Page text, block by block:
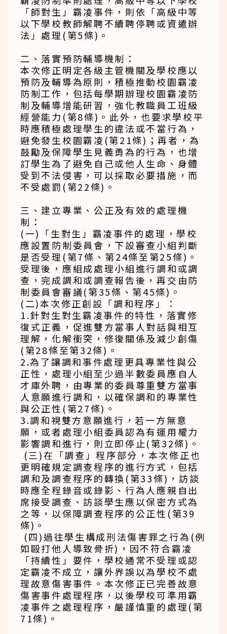
「師對生」霸凌事件，則依「高級中等
以下學校教師解聘不續聘停聘或資遣辦
法」處理(第5條)。
二、落實預防輔導機制：
本次修正明定各級主管機關及學校應以
預防及輔導為原則，積極推動校園霸凌
防制工作，包括每學期辦理校園霸凌防
制及輔導增能研習，強化教職員工班級
經營能力(第8條)。此外，也要求學校平
時應積極處理學生的違法或不當行為，
避免發生校園霸凌(第21條)；再者，為
鼓勵及保障學生見義勇為的行為，也增
訂學生為了避免自己或他人生命、身體
受到不法侵害，可以採取必要措施，而
不受處罰(第22條)。
三、建立專業、公正及有效的處理機
制：
(一)「生對生」霸凌事件的處理，學校
應設置防制委員會，下設審查小組判斷
是否受理(第7條、第24條至第25條)。
受理後，應組成處理小組進行調和或調
查，完成調和或調查報告後，再交由防
制委員會審議(第35條、第45條)。
(二)本次修正創設「調和程序」：
1.針對生對生霸凌事件的特性，落實修
復式正義，促進雙方當事人對話與相互
理解，化解衝突，修復關係及減少創傷
(第28條至第32條)。
2.為了讓調和事件處理更具專業性與公
正性，處理小組至少過半數委員應自人
才庫外聘，由專業的委員尊重雙方當事
人意願進行調和，以確保調和的專業性
與公正性(第27條)。
3.調和視雙方意願進行，若一方無意
願，或者處理小組委員認為有運用權力
影響調和進行，則立即停止(第32條)。
(三)在「調查」程序部分，本次修正也
更明確規定調查程序的進行方式，包括
調和及調查程序的轉換(第33條)，訪談
時應全程錄音或錄影、行為人應親自出
席接受調查、訪談學生應以保密方式為
之等，以保障調查程序的公正性(第39
條)。
(四)過往學生構成刑法傷害罪之行為(例
如毆打他人導致骨折)，因不符合霸凌
「持續性」要件，學校通常不受理或認
定霸凌不成立，讓外界誤以為學校不處
理故意傷害事件。本次修正已完善故意
傷害事件處理程序，以後學校可準用霸
凌事件之處理程序，嚴謹慎重的處理(第
71條)。